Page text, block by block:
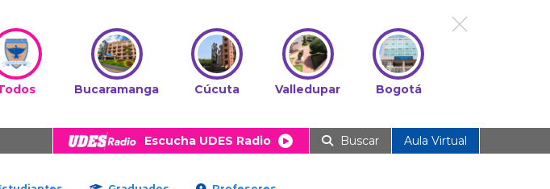
Bucaramanga Cúcuta Valledupar Bogotá
Escucha UDES Radio Buscar Aula Virtual